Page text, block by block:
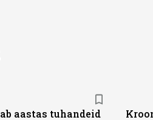
aastas tuhandeid